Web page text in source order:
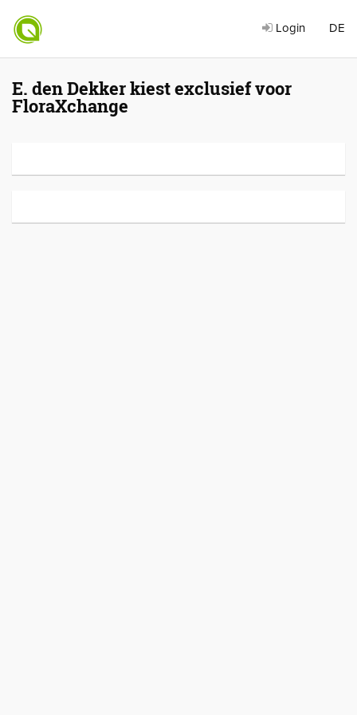
Login DE
E. den Dekker kiest exclusief voor
FloraXchange